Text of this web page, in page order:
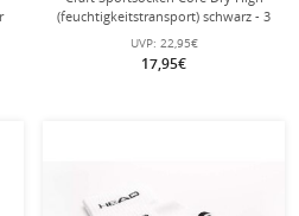
(feuchtigkeitstransport) schwarz - 3
Paar
UVP: 22,95€
17,95€